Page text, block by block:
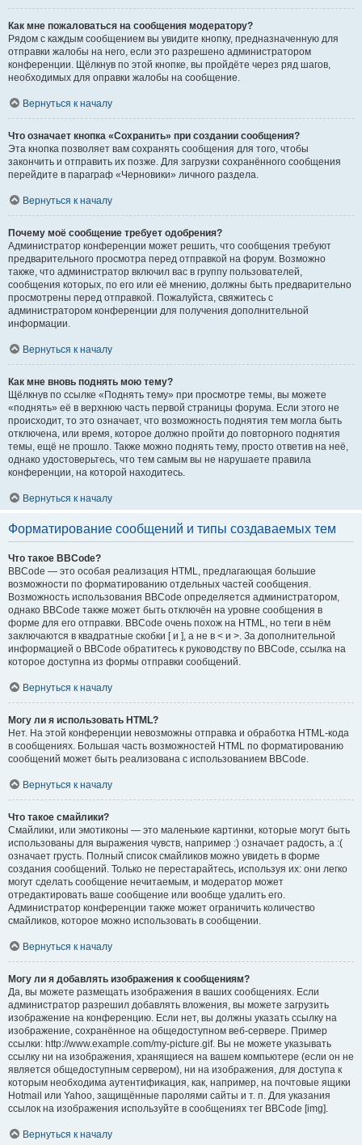
Как мне пожаловаться на сообщения модератору?
Рядом с каждым сообщением вы увидите кнопку, предназначенную для
отправки жалобы на него, если это разрешено администратором
конференции. Щёлкнув по этой кнопке, вы пройдёте через ряд шагов,
необходимых для оправки жалобы на сообщение.
Вернуться к началу
Что означает кнопка «Сохранить» при создании сообщения?
Эта кнопка позволяет вам сохранять сообщения для того, чтобы
закончить и отправить их позже. Для загрузки сохранённого сообщения
перейдите в параграф «Черновики» личного раздела.
Вернуться к началу
Почему моё сообщение требует одобрения?
Администратор конференции может решить, что сообщения требуют
предварительного просмотра перед отправкой на форум. Возможно
также, что администратор включил вас в группу пользователей,
сообщения которых, по его или её мнению, должны быть предварительно
просмотрены перед отправкой. Пожалуйста, свяжитесь с
администратором конференции для получения дополнительной
информации.
Вернуться к началу
Как мне вновь поднять мою тему?
Щёлкнув по ссылке «Поднять тему» при просмотре темы, вы можете
«поднять» её в верхнюю часть первой страницы форума. Если этого не
происходит, то это означает, что возможность поднятия тем могла быть
отключена, или время, которое должно пройти до повторного поднятия
темы, ещё не прошло. Также можно поднять тему, просто ответив на неё,
однако удостоверьтесь, что тем самым вы не нарушаете правила
конференции, на которой находитесь.
Вернуться к началу
Форматирование сообщений и типы создаваемых тем
Что такое BBCode?
BBCode — это особая реализация HTML, предлагающая большие
возможности по форматированию отдельных частей сообщения.
Возможность использования BBCode определяется администратором,
однако BBCode также может быть отключён на уровне сообщения в
форме для его отправки. BBCode очень похож на HTML, но теги в нём
заключаются в квадратные скобки [ и ], а не в < и >. За дополнительной
информацией о BBCode обратитесь к руководству по BBCode, ссылка на
которое доступна из формы отправки сообщений.
Вернуться к началу
Могу ли я использовать HTML?
Нет. На этой конференции невозможны отправка и обработка HTML-кода
в сообщениях. Большая часть возможностей HTML по форматированию
сообщений может быть реализована с использованием BBCode.
Вернуться к началу
Что такое смайлики?
Смайлики, или эмотиконы — это маленькие картинки, которые могут быть
использованы для выражения чувств, например :) означает радость, а :(
означает грусть. Полный список смайликов можно увидеть в форме
создания сообщений. Только не перестарайтесь, используя их: они легко
могут сделать сообщение нечитаемым, и модератор может
отредактировать ваше сообщение или вообще удалить его.
Администратор конференции также может ограничить количество
смайликов, которое можно использовать в сообщении.
Вернуться к началу
Могу ли я добавлять изображения к сообщениям?
Да, вы можете размещать изображения в ваших сообщениях. Если
администратор разрешил добавлять вложения, вы можете загрузить
изображение на конференцию. Если нет, вы должны указать ссылку на
изображение, сохранённое на общедоступном веб-сервере. Пример
ссылки: http://www.example.com/my-picture.gif. Вы не можете указывать
ссылку ни на изображения, хранящиеся на вашем компьютере (если он не
является общедоступным сервером), ни на изображения, для доступа к
которым необходима аутентификация, как, например, на почтовые ящики
Hotmail или Yahoo, защищённые паролями сайты и т. п. Для указания
ссылок на изображения используйте в сообщениях тег BBCode [img].
Вернуться к началу